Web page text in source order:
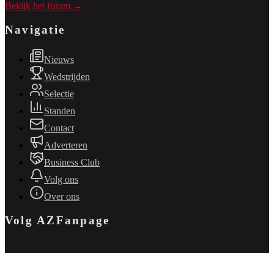
Bekijk het forum →
Navigatie
Nieuws
Wedstrijden
Selectie
Standen
Contact
Adverteren
Business Club
Volg ons
Over ons
Volg AZFanpage